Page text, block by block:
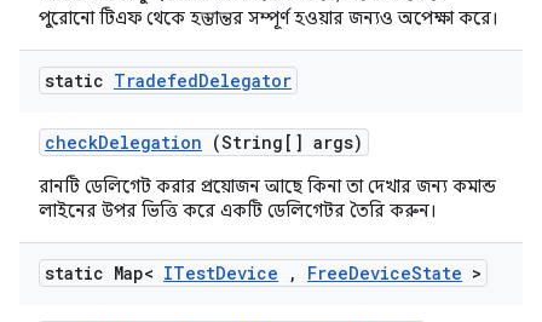
পুরোনো টিএফ থেকে হস্তান্তর সম্পূর্ণ হওয়ার জন্যও অপেক্ষা করে।
static TradefedDelegator
checkDelegation (String[] args)
রানটি ডেলিগেট করার প্রয়োজন আছে কিনা তা দেখার জন্য কমান্ড
লাইনের উপর ভিত্তি করে একটি ডেলিগেটর তৈরি করুন।
static Map< ITestDevice , FreeDeviceState >